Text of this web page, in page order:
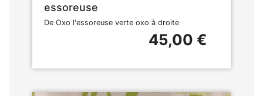
essoreuse
De Oxo l'essoreuse verte oxo à droite
45,00 €